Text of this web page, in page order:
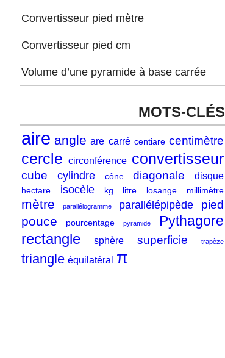
Convertisseur pied mètre
Convertisseur pied cm
Volume d’une pyramide à base carrée
MOTS-CLÉS
aire angle are carré centiare centimètre
cercle circonférence convertisseur
cube cylindre cône diagonale disque
hectare isocèle kg litre losange millimètre
mètre parallélogramme parallélépipède pied
pouce pourcentage pyramide Pythagore
rectangle sphère superficie trapèze
triangle équilatéral π